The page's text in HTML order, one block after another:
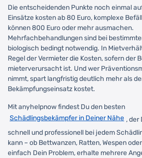
Die entscheidenden Punkte noch einmal
Einsätze kosten ab 80 Euro, komplexe
können 800 Euro oder mehr ausmachen.
Mehrfachbehandlungen sind bei
biologisch bedingt notwendig. In
Regel der Vermieter die Kosten, sofern der
mieterverursacht ist. Und wer
nimmt, spart langfristig deutlich mehr als
Bekämpfungseinsatz kostet.
Mit anyhelpnow findest Du den besten
Schädlingsbekämpfer in Deiner Nähe , der
schnell und professionell bei jedem
kann – ob Bettwanzen, Ratten, Wespen
einfach Dein Problem, erhalte mehrere